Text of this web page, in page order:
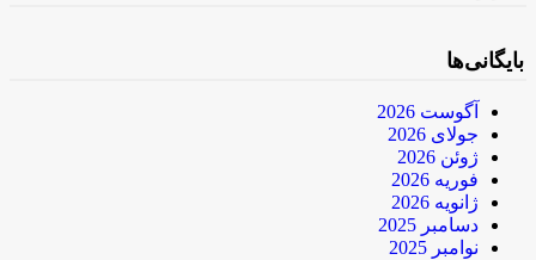
بایگانی‌ها
آگوست 2026
جولای 2026
ژوئن 2026
فوریه 2026
ژانویه 2026
دسامبر 2025
نوامبر 2025